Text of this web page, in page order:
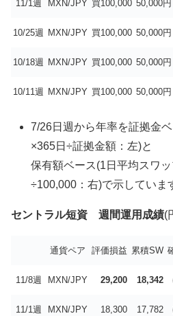
11/1週 MXN/JPY 買100,000 50,000円
10/25週 MXN/JPY 買100,000 50,000円
10/18週 MXN/JPY 買100,000 50,000円
10/11週 MXN/JPY 買100,000 50,000円
7/26日週から年率を証拠金
×365日÷証拠金額：左)と
保有額ベース(1日平均スワ
÷100,000：右)で示していま
セントラル短資 週間運用成績(
通貨ペア 評価損益 累積SW
11/8週 MXN/JPY 29,200 18,342
11/1週 MXN/JPY 18,300 17,782